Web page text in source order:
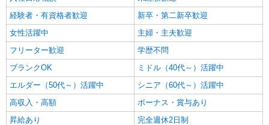
派遣社員
株式会社kotrio /●NG-H-1812362
高級シニアマンションで健康相談/見回りなど
≪名古屋市緑区≫
時給2300円〜2875円 ＜日払い有/週払い有/交
通費全支給(ガソリン代含む)＞
緑区≪最寄駅：大高≫
キープ 詳細を見る
経験者・有資格者歓迎
新卒・第二新卒歓迎
女性活躍中
主婦・主夫歓迎
フリーター歓迎
学歴不問
ブランクOK
ミドル（40代～）活躍中
エルダー（50代～）活躍中
シニア（60代～）活躍中
高収入・高額
ボーナス・賞与あり
昇給あり
完全週休2日制